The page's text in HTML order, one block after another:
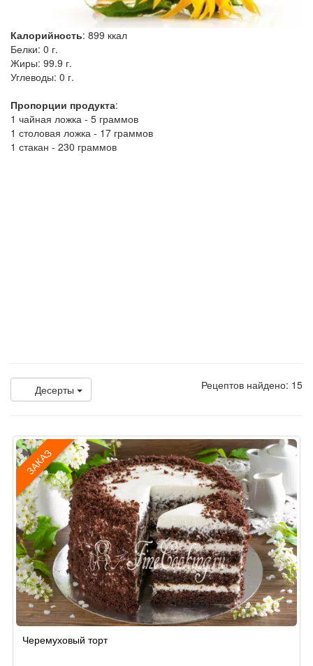
Калорийность: 899 ккал
Белки: 0 г.
Жиры: 99.9 г.
Углеводы: 0 г.
Пропорции продукта:
1 чайная ложка - 5 граммов
1 столовая ложка - 17 граммов
1 стакан - 230 граммов
Десерты Рецептов найдено: 15
ЗАКАЗ
поЧеремуховый торт